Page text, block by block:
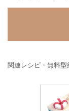
関連レシピ・無料型